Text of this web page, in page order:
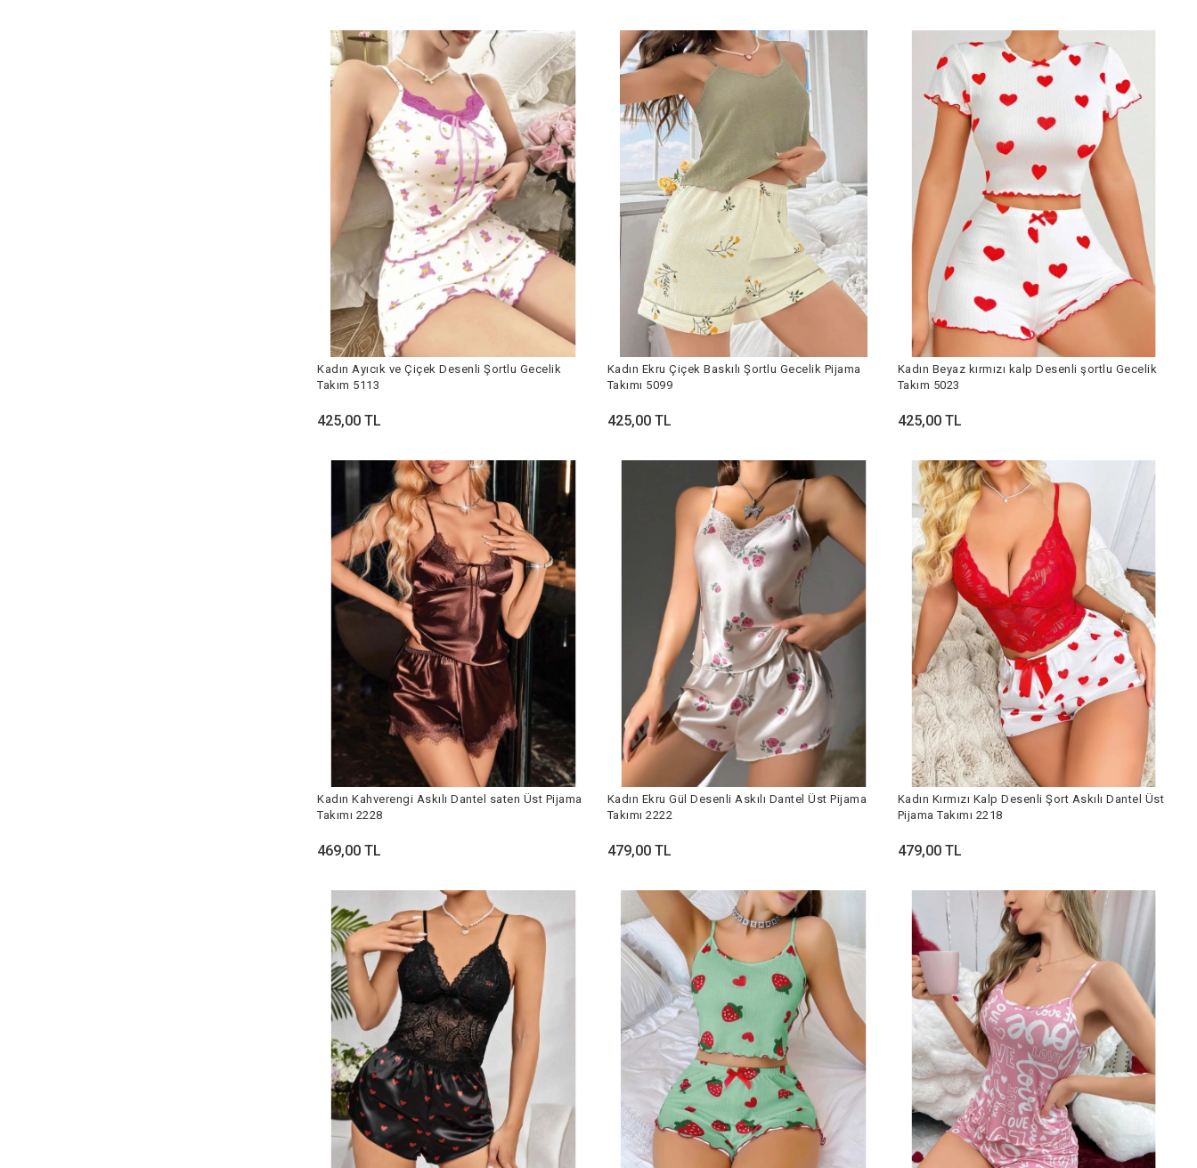
Kadın Ayıcık ve Çiçek Desenli Şortlu Gecelik
Takım 5113
425,00 TL
Kadın Ekru Çiçek Baskılı Şortlu Gecelik Pijama
Takımı 5099
425,00 TL
Kadın Beyaz kırmızı kalp Desenli şortlu Gecelik
Takım 5023
425,00 TL
Kadın Kahverengi Askılı Dantel saten Üst Pijama
Takımı 2228
469,00 TL
Kadın Ekru Gül Desenli Askılı Dantel Üst Pijama
Takımı 2222
479,00 TL
Kadın Kırmızı Kalp Desenli Şort Askılı Dantel Üst
Pijama Takımı 2218
479,00 TL